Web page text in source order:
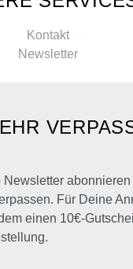
Kontakt
Newsletter
Newsletter
Für Deine
einen 10€-